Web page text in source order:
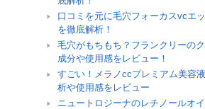
口コミを元に毛穴フォーカスvcエ
を徹底解析！
毛穴がもちもち？フランクリーの
成分や使用感をレビュー！
すごい！メラノccプレミアム美容
析や使用感をレビュー
ニュートロジーナのレチノールオ